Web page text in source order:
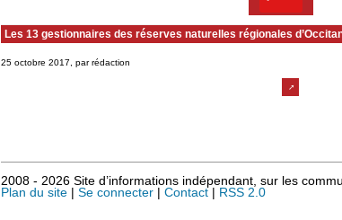
Les 13 gestionnaires des réserves naturelles régionales
25 octobre 2017, par rédaction
2008 - 2026 Site d’informations indépendant, sur les
Plan du site
Se connecter Contact RSS 2.0